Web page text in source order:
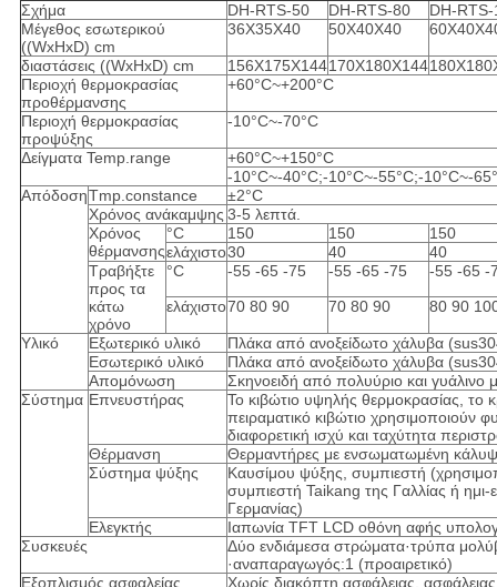
Σχήμα DH-RTS-50 DH-RTS-80
DH-
Μέγεθος εσωτερικού
((WxHxD) cm
36X35X40 50X40X40
διαστάσεις ((WxHxD) cm 156X175X144170X180X144
Περιοχή θερμοκρασίας
προθέρμανσης
+60°C~+200°C
Περιοχή θερμοκρασίας
προψύξης
-10°C~-70°C
Δείγματα Temp.range
+60°C~+150°C
-10°C~-40°C;-10°C~-55°C;-10°C~-
ΑπόδοσηTmp.constance
±2°C
Χρόνος ανάκαμψης 3-5 λεπτά.
Χρόνος
θέρμανσης
°C 150 150
150
ελάχιστο30 40
40
Τραβήξτε
προς τα
κάτω
χρόνο
°C -55 -65 -75 -55 -65 -75
-55 -65 -
ελάχιστο70 80 90 70 80 90 80 90
Υλικό Εξωτερικό υλικό
Πλάκα από ανοξείδωτο χάλυβα
Εσωτερικό υλικό
Πλάκα από ανοξείδωτο χάλυβα
Απομόνωση
Σκηνοειδή από πολυύριο και γυάλινο
Σύστημα Επνευστήρας
Το κιβώτιο υψηλής θερμοκρασίας, το
πειραματικό κιβώτιο χρησιμοποιούν
διαφορετική ισχύ και ταχύτητα
Θέρμανση
Θερμαντήρες με ενσωματωμένη
Σύστημα ψύξης
Καυσίμου ψύξης, συμπιεστή
συμπιεστή Taikang της Γαλλίας ή
Γερμανίας)
Ελεγκτής
Ιαπωνία TFT LCD οθόνη αφής
Συσκευές
Δύο ενδιάμεσα στρώματα·τρύπα
·αναπαραγωγός:1 (προαιρετικό)
Εξοπλισμός ασφαλείας
Χωρίς διακόπτη ασφάλειας,